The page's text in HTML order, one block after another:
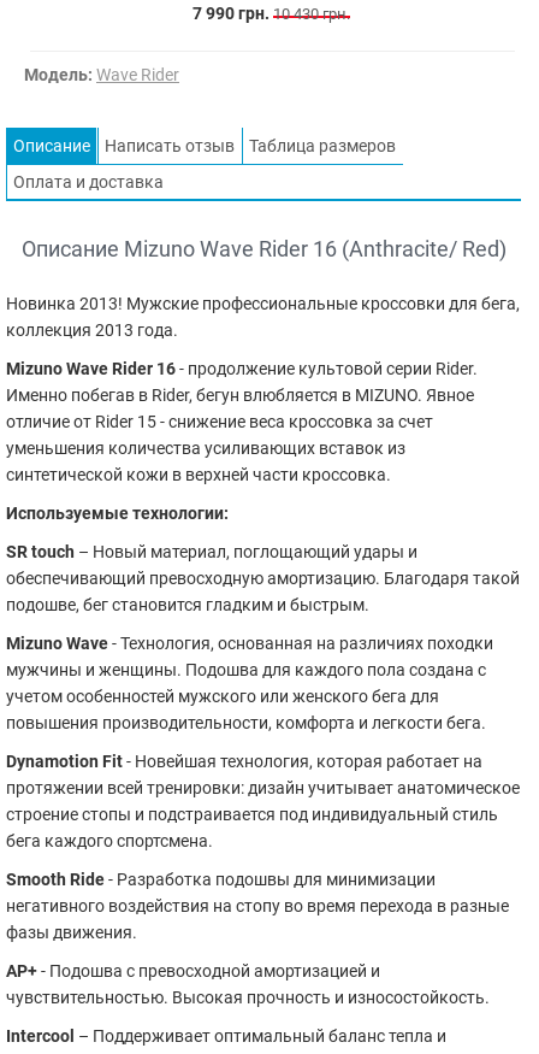
7 990 грн. 10 430 грн.
Модель: Wave Rider
Описание Написать отзыв
Таблица размеров
Оплата и доставка
Описание Mizuno Wave Rider 16 (Anthracite/ Red)
Новинка 2013! Мужские профессиональные кроссовки для бега,
коллекция 2013 года.
Mizuno Wave Rider 16- продолжение культовой серии Rider.
Именно побегав в Rider, бегун влюбляется в MIZUNO. Явное
отличие от Rider 15 - снижение веса кроссовка за счет
уменьшения количества усиливающих вставок из
синтетической кожи в верхней части кроссовка.
Используемые технологии:
SR touch – Новый материал, поглощающий удары и
обеспечивающий превосходную амортизацию. Благодаря такой
подошве, бег становится гладким и быстрым.
Mizuno Wave- Технология, основанная на различиях походки
мужчины и женщины. Подошва для каждого пола создана с
учетом особенностей мужского или женского бега для
повышения производительности, комфорта и легкости бега.
Dynamotion Fit- Новейшая технология, которая работает на
протяжении всей тренировки: дизайн учитывает анатомическое
строение стопы и подстраивается под индивидуальный стиль
бега каждого спортсмена.
Smooth Ride- Разработка подошвы для минимизации
негативного воздействия на стопу во время перехода в разные
фазы движения.
AP+- Подошва с превосходной амортизацией и
чувствительностью. Высокая прочность и износостойкость.
Intercool – Поддерживает оптимальный баланс тепла и